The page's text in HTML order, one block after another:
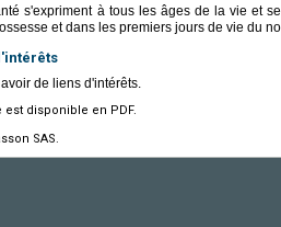
s'expriment à tous les âges de la vie et
et dans les premiers jours de vie du
de liens d'intérêts.
disponible en PDF.
SAS.